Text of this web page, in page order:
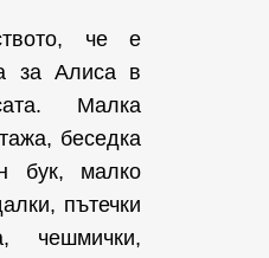
че е
за Алиса в
Малка
беседка
бук, малко
пътечки
чешмички,